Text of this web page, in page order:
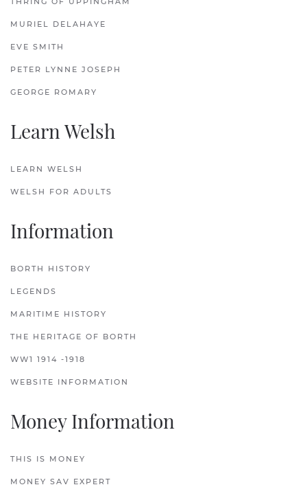
MURIEL DELAHAYE
EVE SMITH
PETER LYNNE JOSEPH
GEORGE ROMARY
Learn Welsh
LEARN WELSH
WELSH FOR ADULTS
Information
BORTH HISTORY
LEGENDS
MARITIME HISTORY
THE HERITAGE OF BORTH
WW1 1914 -1918
WEBSITE INFORMATION
Money Information
THIS IS MONEY
MONEY SAV EXPERT